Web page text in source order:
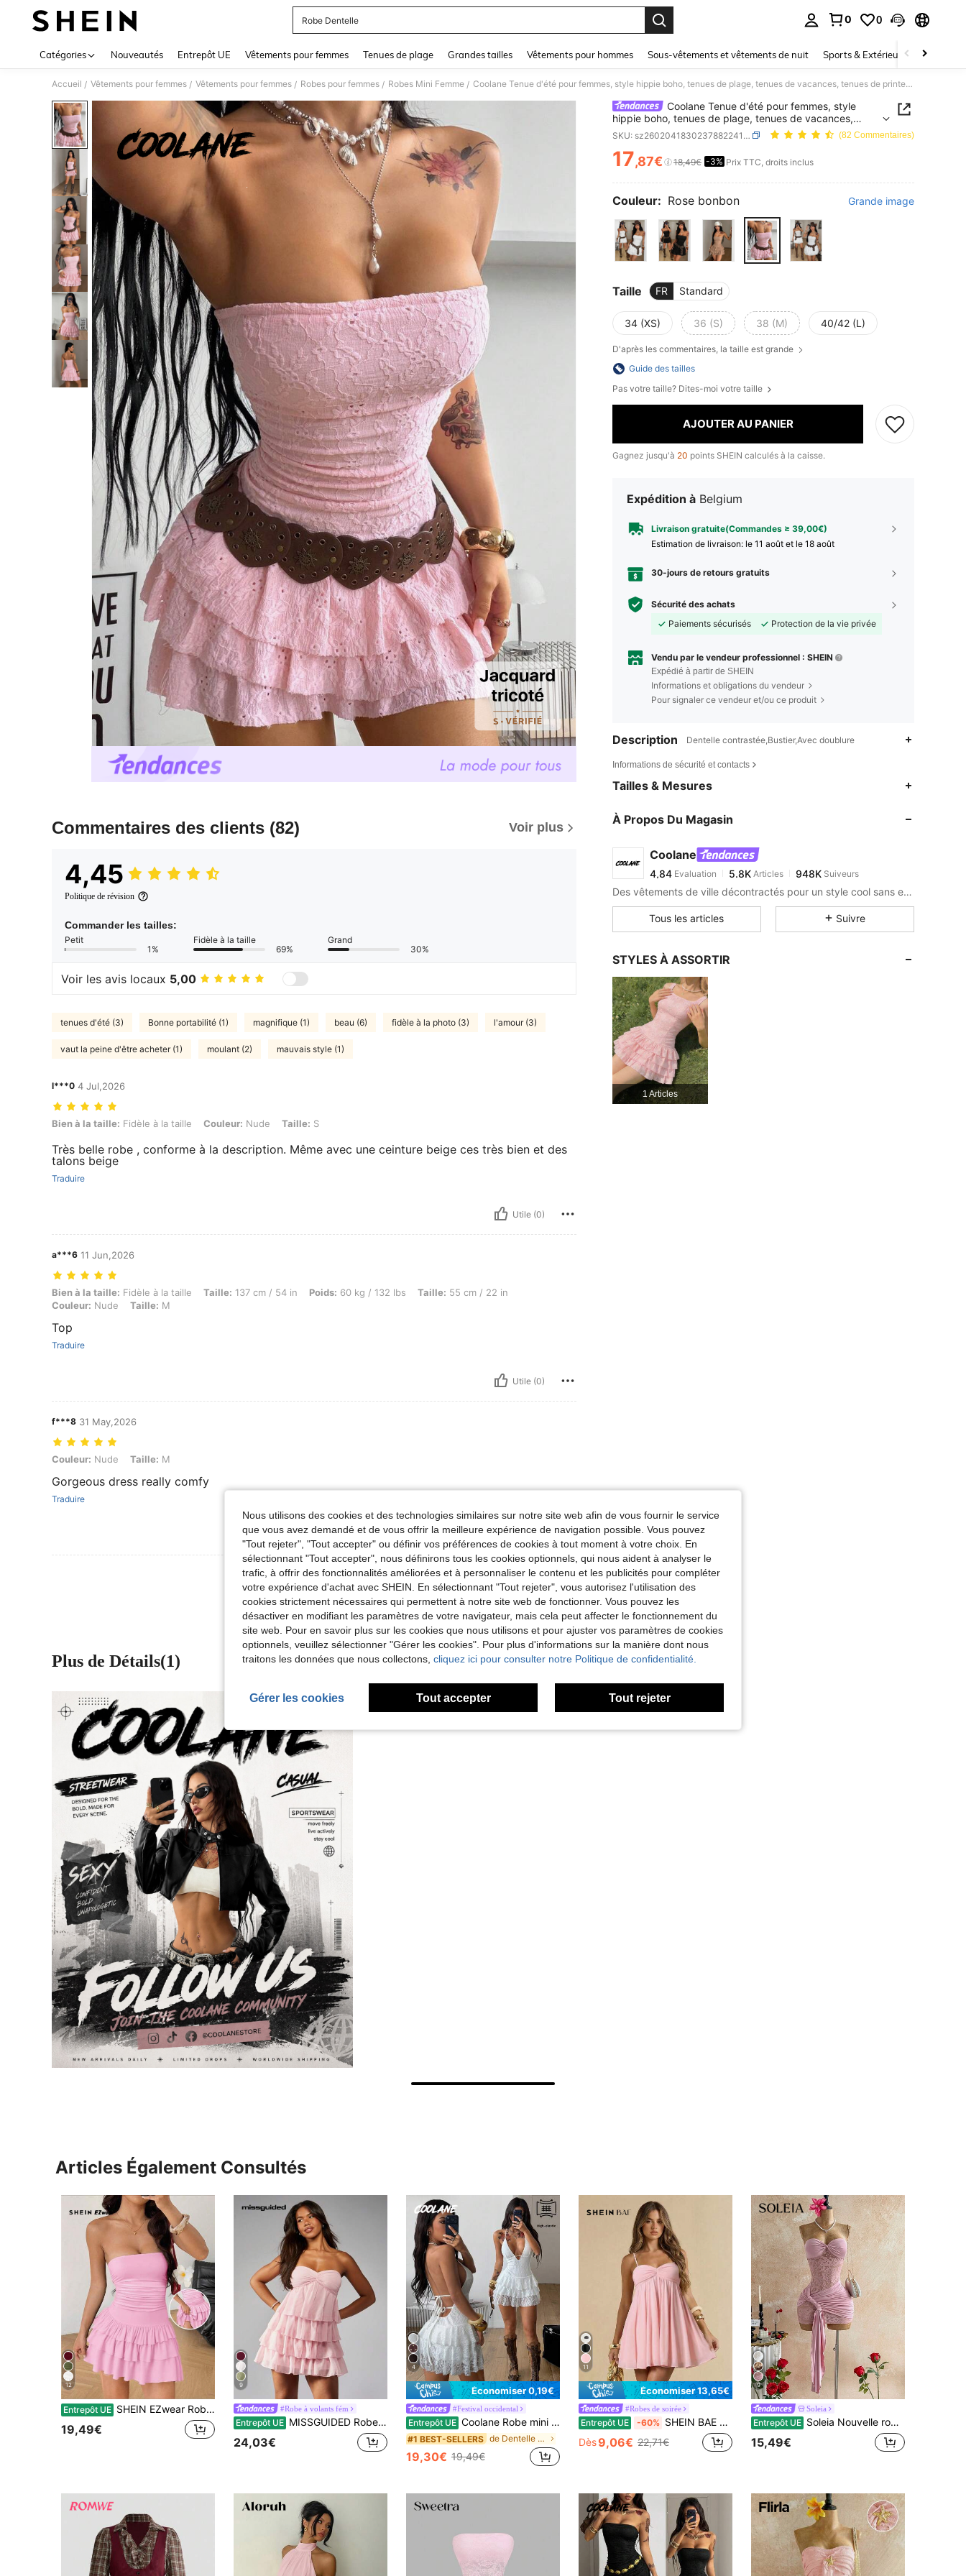
Robe Dentelle
0 0
Catégories Nouveautés Entrepôt UE Vêtements pour femmes Tenues de plage Grandes tailles Vêtements pour hommes Sous-vêtements et vêtements de nuit Sports & Extérieur Enfants
Accueil / Vêtements pour femmes / Vêtements pour femmes / Robes pour femmes / Robes Mini Femme / Coolane Tenue d'été pour femmes, style hippie boho, tenues de plage, tenues de vacances, tenues de printemps, robe mini à volants en dentelle blanche de style fairycore
Commentaires des clients (82) Voir plus
4,45
Politique de révision
Commander les tailles:
Petit
1%
Fidèle à la taille
69%
Grand
30%
Voir les avis locaux 5,00
tenues d'été (3) Bonne portabilité (1) magnifique (1) beau (6) fidèle à la photo (3) l'amour (3)
vaut la peine d'être acheter (1) moulant (2) mauvais style (1)
l***0 4 Jul,2026
Bien à la taille: Fidèle à la taille, Couleur: Nude, Taille: S
Bien à la taille: Fidèle à la taille Couleur: Nude Taille: S
Très belle robe , conforme à la description. Même avec une ceinture beige ces très bien et des
talons beige
Traduire
Utile (0)
a***6 11 Jun,2026
Bien à la taille: Fidèle à la taille, Taille: 137 cm / 54 in, Poids: 60 kg / 132 lbs, Taille: 55 cm / 22 in, Couleur: Nude, Taille: M
Bien à la taille: Fidèle à la taille Taille: 137 cm / 54 in Poids: 60 kg / 132 lbs Taille: 55 cm / 22 in
Couleur: Nude Taille: M
Top
Traduire
Utile (0)
f***8 31 May,2026
Couleur: Nude, Taille: M
Couleur: Nude Taille: M
Gorgeous dress really comfy
Traduire
Utile (8)
Voir Plus D'avis
Coolane Tenue d'été pour femmes, style
hippie boho, tenues de plage, tenues de vacances,
tenues de printemps, robe mini à volants en dentelle
blanche de style fairycore
SKU: sz260204183023788224156 (82 Commentaires)
PRICE AND AVAILABILITY
17,87€ 18,49€ -3% Prix TTC, droits inclus
Couleur: Rose bonbon Grande image
Taille FR Standard
34 (XS) 36 (S) 38 (M) 40/42 (L)
D'après les commentaires, la taille est grande
Guide des tailles
Pas votre taille? Dites-moi votre taille
AJOUTER AU PANIER
Gagnez jusqu'à 20 points SHEIN calculés à la caisse.
Expédition à Belgium
Livraison gratuite(Commandes ≥ 39,00€)
Estimation de livraison: le 11 août et le 18 août
30-jours de retours gratuits
Sécurité des achats
Paiements sécurisés
Protection de la vie privée
Vendu par le vendeur professionnel : SHEIN
Expédié à partir de SHEIN
Informations et obligations du vendeur
Pour signaler ce vendeur et/ou ce produit
Description Dentelle contrastée,Bustier,Avec doublure
Informations de sécurité et contacts
Tailles & Mesures
À Propos Du Magasin
Coolane
4,84
5.8K
4,84 Evaluation 5.8KArticles
n***test en train de naviguer
4,84
5.8K
948K
Des vêtements de ville décontractés pour un style cool sans effort
Tous les articles Suivre
STYLES À ASSORTIR
1 Articles
Plus de Détails(1)
Articles Également Consultés
12
Entrepôt UE SHEIN EZwear Robe bandeau à volants multicouches ajustée de couleur unie style vacances à la plage sexy et minimaliste pour femmes
19,49€
9
#Robe à volants fém
Entrepôt UE MISSGUIDED Robe mini à volants étagés sans bretelles, robe de mariée d'été, robe de printemps de jardin douce, encolure en cœur, taille empire, robe texturée en mousseline de soie à plusieurs couches
24,03€
4
Économiser 0,19€
#Festival occidental
Entrepôt UE Coolane Robe mini décontractée à encolure en V, dos nu, à volants en dentelle, pour femmes. Tenue de concert, de fête, de rue, de vacances, de rendez-vous du printemps/été dans le style Y2K
#1 BEST-SELLERS de Dentelle Mini robes pour femmes
19,30€ 19,49€
11
Économiser 13,65€
#Robes de soirée
Entrepôt UE -60% SHEIN BAE Robe d'été sans manches à fines bretelles, rose unicolore, élégante, douce et mignonne. Robe mini convenant pour les rendez-vous romantiques, les fêtes, les réunions formelles, les robes de demoiselle d'honneur, les robes d'été pour femmes, les robes de garden-party, le Nouvel An, la Saint-Valentin, les anniversaires. Robe mini rose, robe décontractée, robe d'été.
Dès9,06€ 22,71€
9
Soleia
Entrepôt UE Soleia Nouvelle robe mini moulante rose vintage transparente avec bandeau torsadé en dentelle et ourlet à cordon de serrage. Style bohème pour soirée, banquet, vacances, vintage, fête, plage, croisière
15,49€
Nous utilisons des cookies et des technologies similaires sur notre site web afin de vous fournir le service
que vous avez demandé et de vous offrir la meilleure expérience de navigation possible. Vous pouvez
"Tout rejeter", "Tout accepter" ou définir vos préférences de cookies à tout moment à votre choix. En
sélectionnant "Tout accepter", nous définirons tous les cookies optionnels, qui nous aident à analyser le
trafic, à offrir des fonctionnalités améliorées et à personnaliser le contenu et les publicités pour compléter
votre expérience d'achat avec SHEIN. En sélectionnant "Tout rejeter", vous autorisez l'utilisation des
cookies strictement nécessaires qui permettent à notre site web de fonctionner. Vous pouvez les
désactiver en modifiant les paramètres de votre navigateur, mais cela peut affecter le fonctionnement du
site web. Pour en savoir plus sur les cookies que nous utilisons et pour ajuster vos paramètres de cookies
optionnels, veuillez sélectionner "Gérer les cookies". Pour plus d'informations sur la manière dont nous
traitons les données que nous collectons, cliquez ici pour consulter notre Politique de confidentialité.
Gérer les cookies Tout accepter Tout rejeter